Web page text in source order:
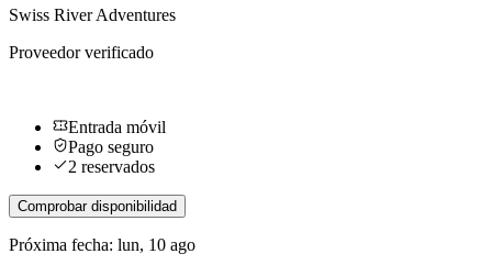
Swiss River Adventures
Proveedor verificado
Entrada móvil
Pago seguro
2 reservados
Comprobar disponibilidad
Próxima fecha: lun, 10 ago